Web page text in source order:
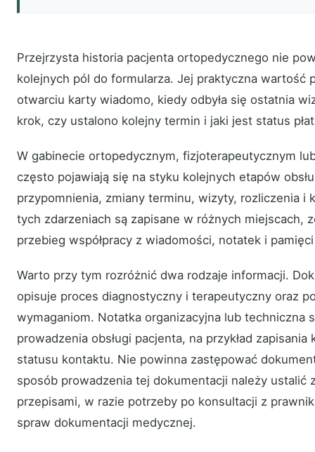
Przejrzysta historia pacjenta ortopedycznego nie
kolejnych pól do formularza. Jej praktyczna wartość
otwarciu karty wiadomo, kiedy odbyła się ostatnia
krok, czy ustalono kolejny termin i jaki jest status
W gabinecie ortopedycznym, fizjoterapeutycznym
często pojawiają się na styku kolejnych etapów
przypomnienia, zmiany terminu, wizyty, rozliczenia i
tych zdarzeniach są zapisane w różnych miejscach,
przebieg współpracy z wiadomości, notatek i
Warto przy tym rozróżnić dwa rodzaje informacji.
opisuje proces diagnostyczny i terapeutyczny oraz
wymaganiom. Notatka organizacyjna lub techniczna
prowadzenia obsługi pacjenta, na przykład
statusu kontaktu. Nie powinna zastępować
sposób prowadzenia tej dokumentacji należy ustalić
przepisami, w razie potrzeby po konsultacji z
spraw dokumentacji medycznej.